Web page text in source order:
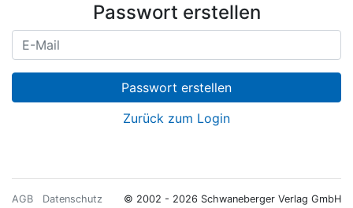
Passwort erstellen
Passwort erstellen
Zurück zum Login
AGB Datenschutz © 2002 - 2026 Schwaneberger Verlag GmbH